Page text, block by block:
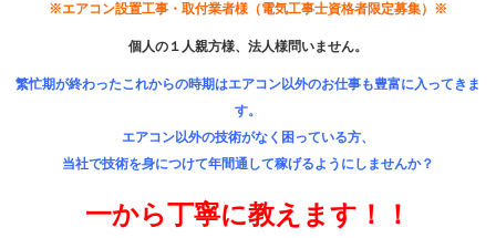
※エアコン設置工事・取付業者様（電気工事士資格者限定募集）※
個人の１人親方様、法人様問いません。
繁忙期が終わったこれからの時期はエアコン以外のお仕事も豊富に入ってきま
す。
エアコン以外の技術がなく困っている方、
当社で技術を身につけて年間通して稼げるようにしませんか？
一から丁寧に教えます！！